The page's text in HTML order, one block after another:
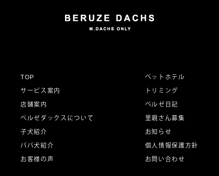
TOP
サービス案内
店舗案内
ベルゼダックスについて
子犬紹介
パパ犬紹介
お客様の声
ペットホテル
トリミング
ベルゼ日記
里親さん募集
お知らせ
個人情報保護方針
お問い合わせ